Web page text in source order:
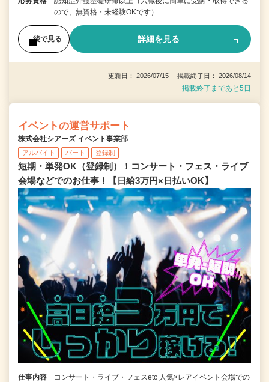
ので、無資格・未経験OKです）
後で見る 詳細を見る
更新日： 2026/07/15 掲載終了日： 2026/08/14
掲載終了まであと5日
イベントの運営サポート
株式会社シアーズ イベント事業部
アルバイト パート 登録制
短期・単発OK（登録制）！コンサート・フェス・ライブ
会場などでのお仕事！【日給3万円×日払いOK】
仕事内容
コンサート・ライブ・フェスetc 人気×レアイベント会場での